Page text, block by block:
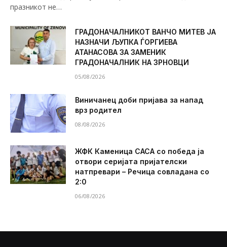
празникот не…
ГРАДОНАЧАЛНИКОТ ВАНЧО МИТЕВ ЈА
НАЗНАЧИ ЉУПКА ЃОРГИЕВА
АТАНАСОВА ЗА ЗАМЕНИК
ГРАДОНАЧАЛНИК НА ЗРНОВЦИ
05/08/2026
Виничанец доби пријава за напад
врз родител
08/08/2026
ЖФК Каменица САСА со победа ја
отвори серијата пријателски
натпревари – Речица совладана со
2:0
06/08/2026